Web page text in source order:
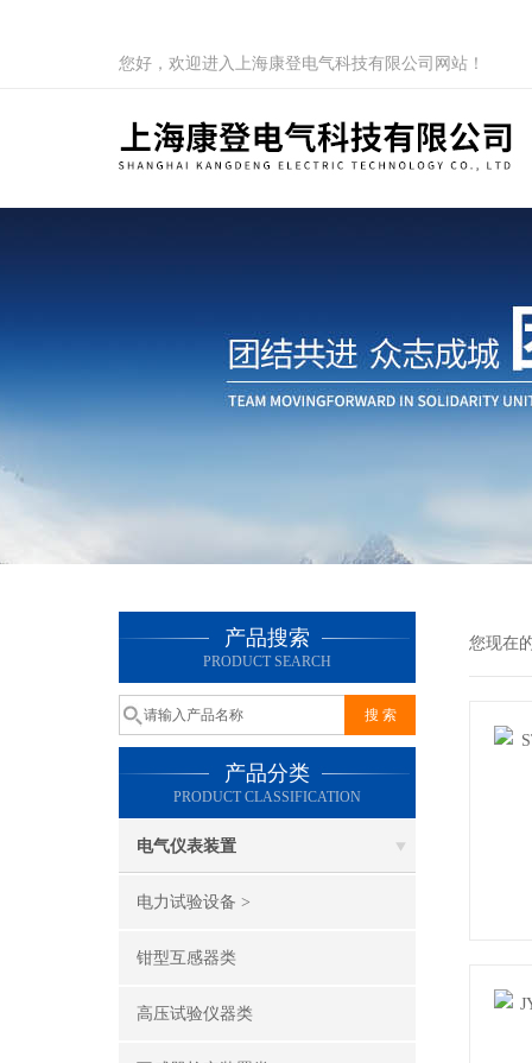
您好，欢迎进入上海康登电气科技有限公司网站！
产品搜索
PRODUCT SEARCH
产品分类
PRODUCT CLASSIFICATION
电气仪表装置
电力试验设备 >
钳型互感器类
高压试验仪器类
您现在